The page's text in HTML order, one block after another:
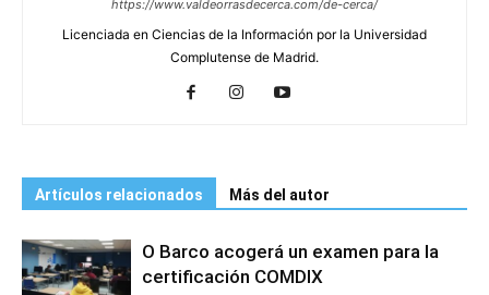
https://www.valdeorrasdecerca.com/de-cerca/
Licenciada en Ciencias de la Información por la Universidad
Complutense de Madrid.
Artículos relacionados Más del autor
O Barco acogerá un examen para la
certificación COMDIX